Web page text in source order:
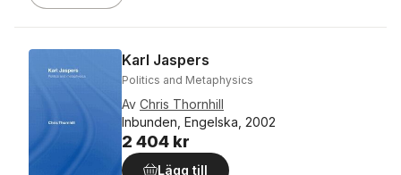
Karl Jaspers
Politics and Metaphysics
Av Chris Thornhill
Inbunden, Engelska, 2002
2 404 kr
Lägg till